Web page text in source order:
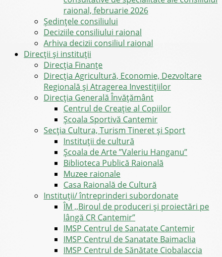
raional, februarie 2026
Şedinţele consiliului
Deciziile consiliului raional
Arhiva decizii consiliul raional
Direcții și instituții
Direcţia Finanţe
Direcția Agricultură, Economie, Dezvoltare
Regională și Atragerea Investițiilor
Direcția Generală Învățământ
Centrul de Creație al Copiilor
Școala Sportivă Cantemir
Secția Cultura, Turism Tineret și Sport
Instituții de cultură
Școala de Arte ”Valeriu Hanganu”
Biblioteca Publică Raională
Muzee raionale
Casa Raională de Cultură
Instituții/ întreprinderi subordonate
ÎM ,,Biroul de produceri și proiectări pe
lângă CR Cantemir”
IMSP Centrul de Sanatate Cantemir
IMSP Centrul de Sanatate Baimaclia
IMSP Centrul de Sănătate Ciobalaccia